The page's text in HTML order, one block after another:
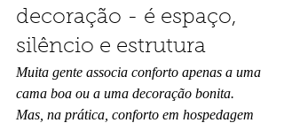
decoração - é espaço,
silêncio e estrutura
Muita gente associa conforto apenas a uma
cama boa ou a uma decoração bonita.
Mas, na prática, conforto em hospedagem